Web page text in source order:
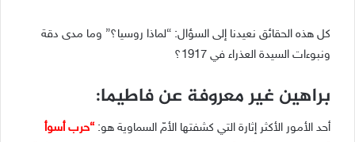
كل هذه الحقائق نعيدنا إلى السؤال: “لماذا روسيا؟” وما مدى دقة
ونبوءات السيدة العذراء في 1917؟
براهين غير معروفة عن فاطيما:
أحد الأمور الأكثر إثارة التي كشفتها الأمّ السماوية هو: “حرب أسوأ